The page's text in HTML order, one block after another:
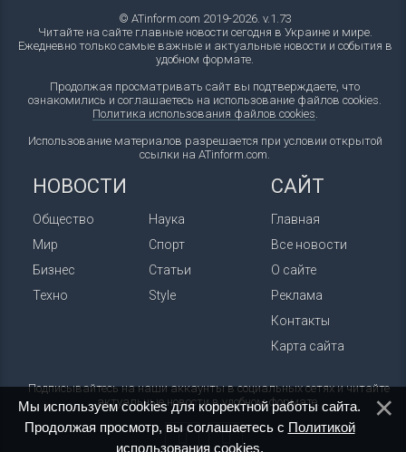
© ATinform.com 2019-2026. v.1.73
Читайте на сайте главные новости сегодня в Украине и мире.
Ежедневно только самые важные и актуальные новости и события в
удобном формате.
Продолжая просматривать сайт вы подтверждаете, что
ознакомились и соглашаетесь на использование файлов cookies.
Политика использования файлов cookies.
Использование материалов разрешается при условии открытой
ссылки на ATinform.com.
НОВОСТИ
Общество
Мир
Бизнес
Техно
Наука
Спорт
Статьи
Style
САЙТ
Главная
Все новости
О сайте
Реклама
Контакты
Карта сайта
Подписывайтесь на наши аккаунты в социальных сетях и читайте
актуальные новости в удобном формате.
Мы используем cookies для корректной работы сайта.
Продолжая просмотр, вы соглашаетесь с Политикой
использования cookies.